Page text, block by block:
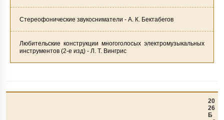
Стереофонические звукосниматели - А. К. Бектабегов
Любительские конструкции многоголосых электромузыкальных
инструментов (2-е изд) - Л. Т. Вингрис
20
26
Б